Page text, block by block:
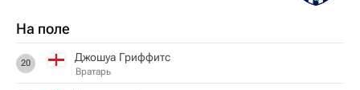
На поле
20 Джошуа Гриффитс
Вратарь